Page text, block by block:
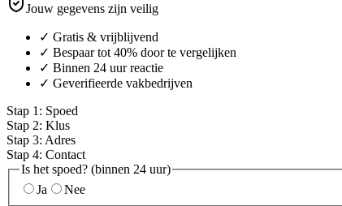
Jouw gegevens zijn veilig
✓ Gratis & vrijblijvend
✓ Bespaar tot 40% door te vergelijken
✓ Binnen 24 uur reactie
✓ Geverifieerde vakbedrijven
Stap 1 : Spoed
Stap 2: Klus
Stap 3: Adres
Stap 4: Contact
Is het spoed? (binnen 24 uur)
Ja
Nee